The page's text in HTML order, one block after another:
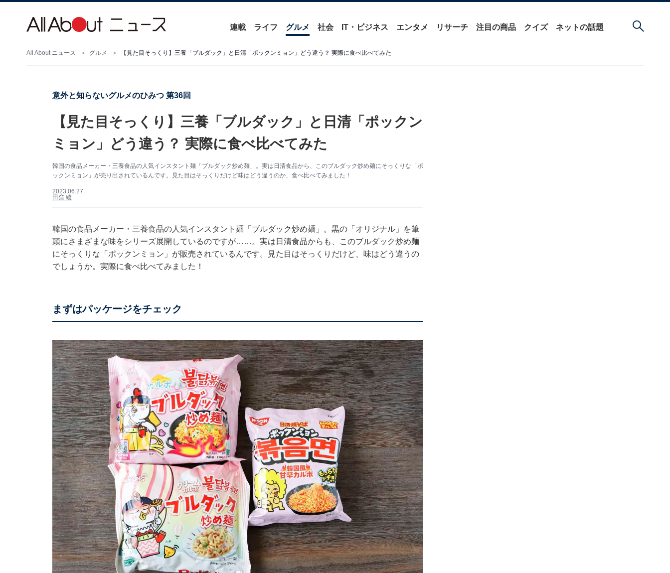
連載 ライフ グルメ 社会 IT・ビジネス エンタメ リサーチ 注目の商品 クイズ ネットの話題
All About ニュース グルメ 【見た目そっくり】三養「ブルダック」と日清「ポックンミョン」どう違う？ 実際に食べ比べてみた
意外と知らないグルメのひみつ 第36回
【見た目そっくり】三養「ブルダック」と日清「ポックン
ミョン」どう違う？ 実際に食べ比べてみた
韓国の食品メーカー・三養食品の人気インスタント麺「ブルダック炒め麺」。実は日清食品から、このブルダック炒め麺にそっくりな「ポ
ックンミョン」が売り出されているんです。見た目はそっくりだけど味はどう違うのか、食べ比べてみました！
2023.06.27
田窪 綾
韓国の食品メーカー・三養食品の人気インスタント麺「 ブルダック炒め麺 」。黒の「オリジナル」を筆
頭にさまざまな味をシリーズ展開しているのですが……。実は日清食品からも、このブルダック炒め麺
にそっくりな「ポックンミョン」が販売されているんです。見た目はそっくりだけど、味はどう違うの
でしょうか。実際に食べ比べてみました！
まずはパッケージをチェック